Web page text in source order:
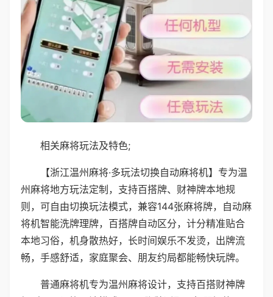
相关麻将玩法及特色;
【浙江温州麻将·多玩法切换自动麻将机】专为温
州麻将地方玩法定制，支持百搭牌、财神牌本地规
则，可自由切换玩法模式，兼容144张麻将牌，自动麻
将机智能洗牌理牌，百搭牌自动区分，计分精准贴合
本地习俗，机身散热好，长时间娱乐不发烫，出牌流
畅，手感舒适，家庭聚会、朋友约局都能畅快玩牌。
普通麻将机专为温州麻将设计，支持百搭财神牌